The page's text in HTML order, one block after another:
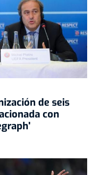
de seis
con